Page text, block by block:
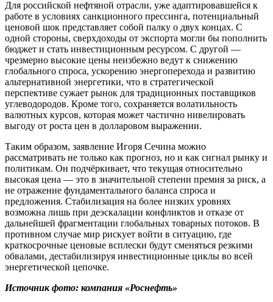
Для российской нефтяной отрасли, уже адаптировавшейся к
работе в условиях санкционного прессинга, потенциальный
ценовой шок представляет собой палку о двух концах. С
одной стороны, сверхдоходы от экспорта могли бы пополнить
бюджет и стать инвестиционным ресурсом. С другой —
чрезмерно высокие цены неизбежно ведут к снижению
глобального спроса, ускорению энергоперехода и развитию
альтернативной энергетики, что в стратегической
перспективе сужает рынок для традиционных поставщиков
углеводородов. Кроме того, сохраняется волатильность
валютных курсов, которая может частично нивелировать
выгоду от роста цен в долларовом выражении.
Таким образом, заявление Игоря Сечина можно
рассматривать не только как прогноз, но и как сигнал рынку и
политикам. Он подчёркивает, что текущая относительно
высокая цена — это в значительной степени премия за риск, а
не отражение фундаментального баланса спроса и
предложения. Стабилизация на более низких уровнях
возможна лишь при деэскалации конфликтов и отказе от
дальнейшей фрагментации глобальных товарных потоков. В
противном случае мир рискует войти в ситуацию, где
краткосрочные ценовые всплески будут сменяться резкими
обвалами, дестабилизируя инвестиционные циклы во всей
энергетической цепочке.
Источник фото: компания «Роснефть»